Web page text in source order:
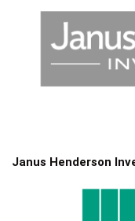
Janus Henderson